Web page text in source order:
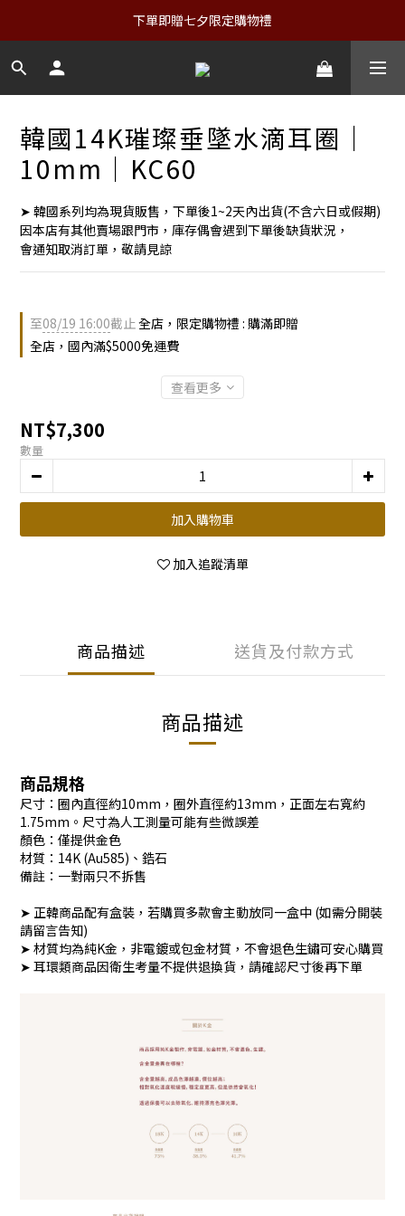
下單即贈七夕限定購物禮
韓國14K璀璨垂墜水滴耳圈｜
10mm｜KC60
➤ 韓國系列均為現貨販售，下單後1~2天內出貨(不含六日或假期)
因本店有其他賣場跟門市，庫存偶會遇到下單後缺貨狀況，
會通知取消訂單，敬請見諒
至08/19 16:00截止全店，限定購物禮 : 購滿即贈
全店，國內滿$5000免運費
查看更多
NT$7,300
數量
加入購物車
加入追蹤清單
商品描述 送貨及付款方式
商品描述
商品規格
尺寸：圈內直徑約10mm，圈外直徑約13mm，正面左右寬約
1.75mm。尺寸為人工測量可能有些微誤差
顏色：僅提供金色
材質：14K (Au585)、鋯石
備註：一對兩只不拆售
➤ 正韓商品配有盒裝，若購買多款會主動放同一盒中 (如需分開裝
請留言告知)
➤ 材質均為純K金，非電鍍或包金材質，不會退色生鏽可安心購買
➤ 耳環類商品因衛生考量不提供退換貨，請確認尺寸後再下單